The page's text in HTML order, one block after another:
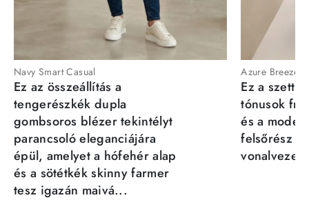
Navy Smart Casual
Ez az összeállítás a
tengerészkék dupla
gombsoros blézer tekintélyt
parancsoló eleganciájára
épül, amelyet a hófehér alap
és a sötétkék skinny farmer
tesz igazán maivá...
Azure Breeze
Ez a szett
tónusok
és a
felsőrész